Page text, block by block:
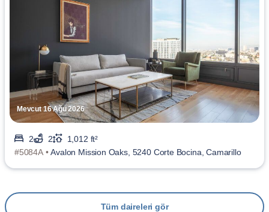
Mevcut 16 Ağu 2026
2 2
1,012 ft²
#5084A •Avalon Mission Oaks, 5240 Corte Bocina, Camarillo
Tüm daireleri gör